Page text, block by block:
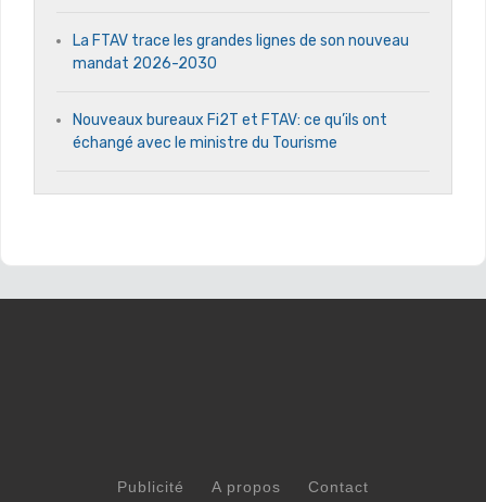
La FTAV trace les grandes lignes de son nouveau
mandat 2026-2030
Nouveaux bureaux Fi2T et FTAV: ce qu’ils ont
échangé avec le ministre du Tourisme
Publicité A propos Contact